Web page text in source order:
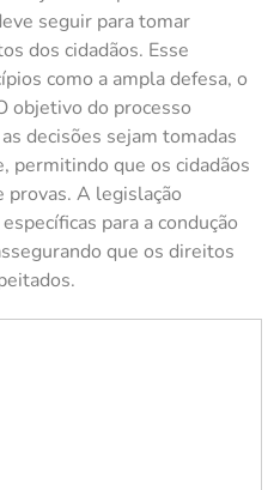
seguir para tomar
dos cidadãos. Esse
como a ampla defesa, o
objetivo do processo
decisões sejam tomadas
permitindo que os cidadãos
provas. A legislação
para a condução
que os direitos